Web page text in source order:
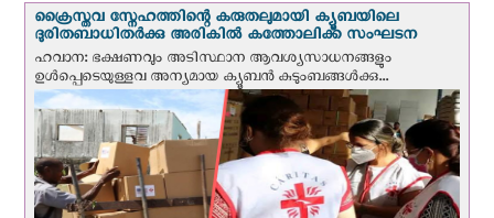
ക്രൈസ്തവ സ്നേഹത്തിന്റെ കരുതലുമായി ക്യൂബയിലെ
ദുരിതബാധിതർക്കു അരികിൽ കത്തോലിക്ക സംഘടന
ഹവാന: ഭക്ഷണവും അടിസ്ഥാന ആവശ്യസാധനങ്ങളും
ഉള്‍പ്പെടെയുള്ളവ അന്യമായ ക്യൂബൻ കുടുംബങ്ങൾക്കു...